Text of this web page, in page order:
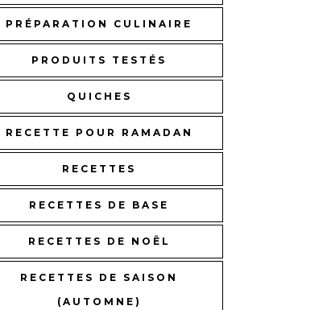
PRÉPARATION CULINAIRE
PRODUITS TESTÉS
QUICHES
RECETTE POUR RAMADAN
RECETTES
RECETTES DE BASE
RECETTES DE NOËL
RECETTES DE SAISON
(AUTOMNE)